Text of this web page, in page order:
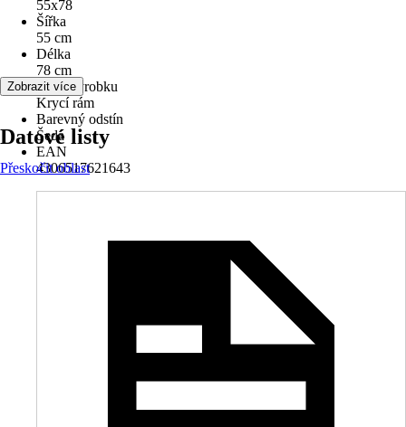
55x78
Šířka
55 cm
Délka
78 cm
Druh výrobku
Krycí rám
Barevný odstín
Šedá
EAN
4306517621643
Zobrazit více
Datové listy
Přeskočit oblast